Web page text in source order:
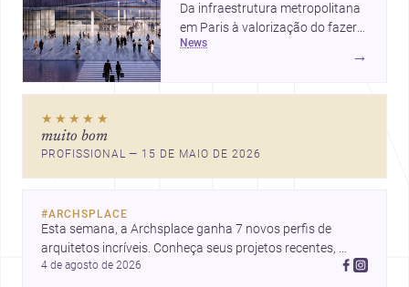
Da infraestrutura metropolitana
em Paris à valorização do fazer
artesanal e à casa elevada da
inspirador para profissionais que
pensam cidade, construção e
news
→
★★★★★
muito bom
PROFISSIONAL — 15 DE MAIO DE 2026
#ARCHSPLACE
Esta semana, a Archsplace ganha 7 novos perfis de
arquitetos incríveis. Conheça seus projetos recentes,
inspire-se com seus trabalhos e descubra talentos que
4 de agosto de 2026